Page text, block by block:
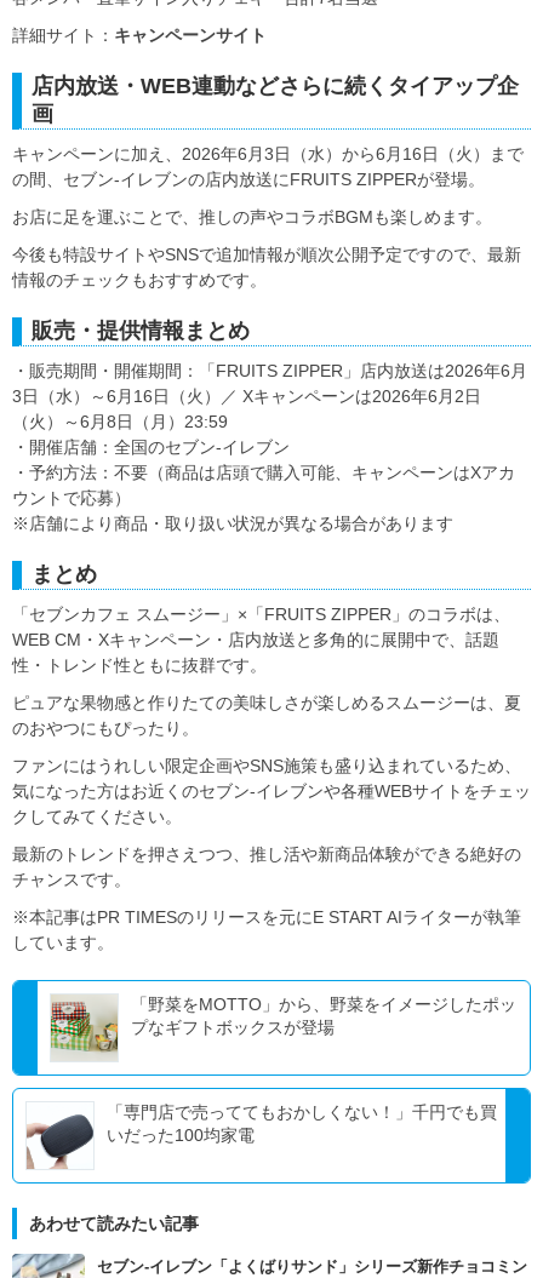
詳細サイト： キャンペーンサイト
店内放送・WEB連動などさらに続くタイアップ企
画
キャンペーンに加え、2026年6月3日（水）から6月16日（火）まで
の間、セブン‐イレブンの店内放送にFRUITS ZIPPERが登場。
お店に足を運ぶことで、推しの声やコラボBGMも楽しめます。
今後も特設サイトやSNSで追加情報が順次公開予定ですので、最新
情報のチェックもおすすめです。
販売・提供情報まとめ
・販売期間・開催期間：「FRUITS ZIPPER」店内放送は2026年6月
3日（水）～6月16日（火）／ Xキャンペーンは2026年6月2日
（火）～6月8日（月）23:59
・開催店舗：全国のセブン‐イレブン
・予約方法：不要（商品は店頭で購入可能、キャンペーンはXアカ
ウントで応募）
※店舗により商品・取り扱い状況が異なる場合があります
まとめ
「セブンカフェ スムージー」×「FRUITS ZIPPER」のコラボは、
WEB CM・Xキャンペーン・店内放送と多角的に展開中で、話題
性・トレンド性ともに抜群です。
ピュアな果物感と作りたての美味しさが楽しめるスムージーは、夏
のおやつにもぴったり。
ファンにはうれしい限定企画やSNS施策も盛り込まれているため、
気になった方はお近くのセブン‐イレブンや各種WEBサイトをチェッ
クしてみてください。
最新のトレンドを押さえつつ、推し活や新商品体験ができる絶好の
チャンスです。
※本記事はPR TIMESのリリースを元にE START AIライターが執筆
しています。
「野菜をMOTTO」から、野菜をイメージしたポッ
プなギフトボックスが登場
「専門店で売っててもおかしくない！」千円でも買
いだった100均家電
あわせて読みたい記事
セブン‐イレブン「よくばりサンド」シリーズ新作チョコミン